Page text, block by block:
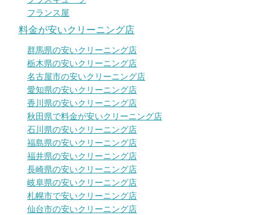
フランス屋
料金が安いクリーニング店
群馬県の安いクリーニング店
栃木県の安いクリーニング店
名古屋市の安いクリーニング店
愛知県の安いクリーニング店
香川県の安いクリーニング店
秋田県で料金が安いクリーニング店
石川県の安いクリーニング店
福島県の安いクリーニング店
福井県の安いクリーニング店
長崎県の安いクリーニング店
岐阜県の安いクリーニング店
札幌市で安いクリーニング店
仙台市の安いクリーニング店